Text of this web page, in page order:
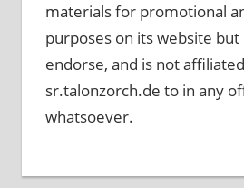
materials for promotional
purposes on its website but
endorse, and is not
sr.talonzorch.de to in any
whatsoever.